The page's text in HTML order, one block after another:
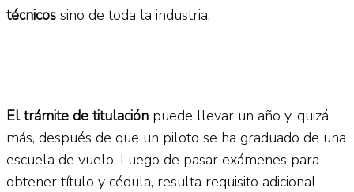
técnicos sino de toda la industria.
El trámite de titulación puede llevar un año y, quizá
más, después de que un piloto se ha graduado de una
escuela de vuelo. Luego de pasar exámenes para
obtener título y cédula, resulta requisito adicional